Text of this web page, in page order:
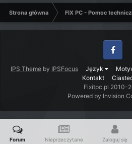
Strona główna FIX PC - Pomoc
IPS Theme by IPSFocus Język
Kontakt
Facebook
Fixitpc.pl 2010-
Powered by Invision
Forum Nieprzeczytane Zaloguj się